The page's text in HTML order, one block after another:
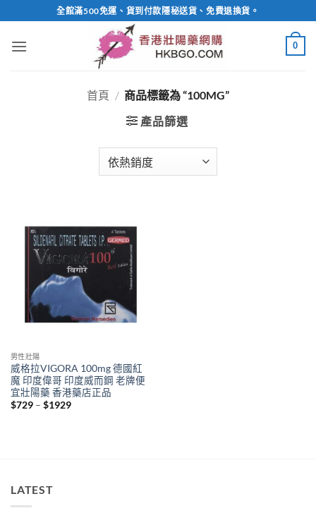
to
content
全館滿500免運、貨到付款隱秘送貨、免費退換貨。
0
首頁 / 商品標籤為 “100MG”
產品篩選
男性壯陽
威格拉VIGORA 100mg 德國紅
魔 印度偉哥 印度威而鋼 老牌便
宜壯陽藥 香港藥店正品
$729 – $1929Price
LATEST